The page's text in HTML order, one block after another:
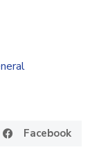
Facebook